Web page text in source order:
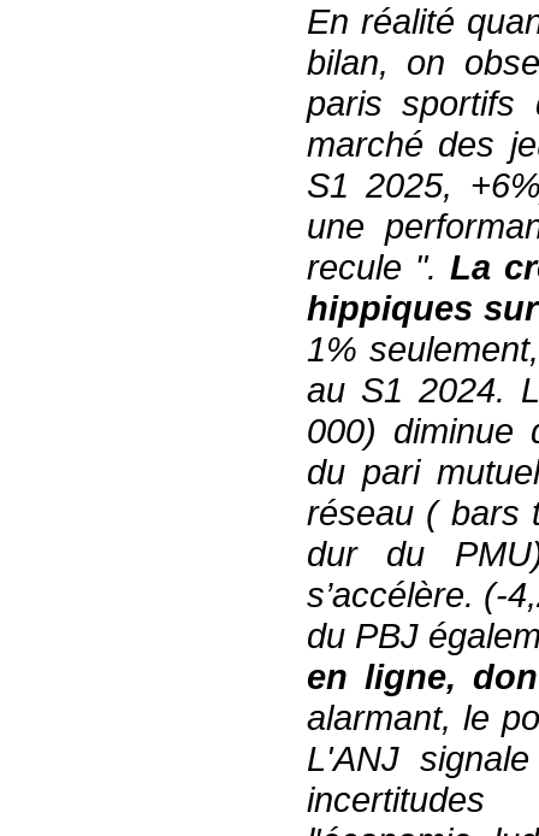
En réalité
bilan, on
parissportifs
marché des
S1 2025,
une
recule ". La
hippiques
1% seulement,
au S1 2024. L
000) diminue
dupari mutuel
réseau ( bars
dur du
s’accélère. (-
du PBJ
en ligne,
alarmant, le
L'ANJ signale
incertitudes